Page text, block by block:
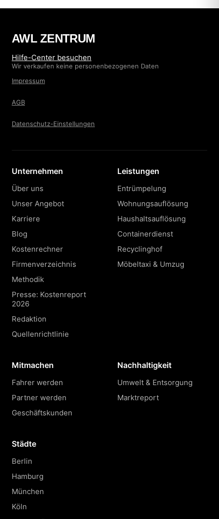
AWL ZENTRUM
Hilfe-Center besuchen
Wir verkaufen keine personenbezogenen Daten
Impressum
AGB
Datenschutz-Einstellungen
Unternehmen
Über uns
Unser Angebot
Karriere
Blog
Kostenrechner
Firmenverzeichnis
Methodik
Presse: Kostenreport
2026
Redaktion
Quellenrichtlinie
Leistungen
Entrümpelung
Wohnungsauflösung
Haushaltsauflösung
Containerdienst
Recyclinghof
Möbeltaxi & Umzug
Mitmachen
Fahrer werden
Partner werden
Geschäftskunden
Nachhaltigkeit
Umwelt & Entsorgung
Marktreport
Städte
Berlin
Hamburg
München
Köln